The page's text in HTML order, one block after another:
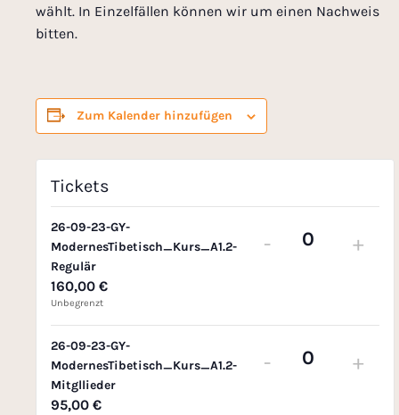
wählt. In Einzelfällen können wir um einen Nachweis
bitten.
Zum Kalender hinzufügen
Tickets
26-09-23-GY-
ModernesTibetisch_Kurs_A1.2-
Regulär
160,00 €
Unbegrenzt
-
A
a
h
+
26-09-23-GY-
ModernesTibetisch_Kurs_A1.2-
Mitgllieder
95,00 €
-
A
+